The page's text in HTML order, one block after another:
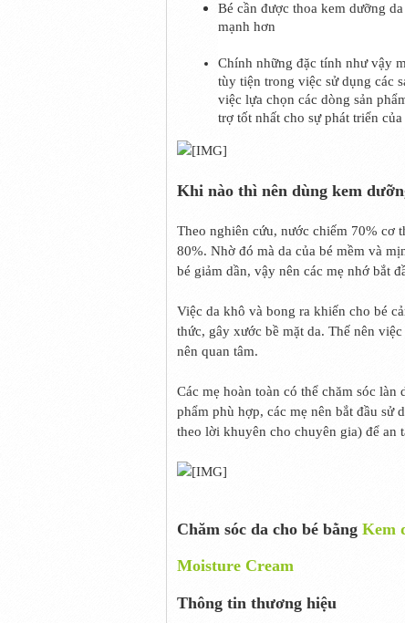
Bé cần được thoa kem dưỡng
mạnh hơn
Chính những đặc tính như vậy
tùy tiện trong việc sử dụng các
việc lựa chọn các dòng sản
trợ tốt nhất cho sự phát triển của
Khi nào thì nên dùng kem
Theo nghiên cứu, nước chiếm 70% cơ
80%. Nhờ đó mà da của bé mềm và
bé giảm dần, vậy nên các mẹ nhớ bắt
Việc da khô và bong ra khiến cho bé
thức, gây xước bề mặt da. Thế nên
nên quan tâm.
Các mẹ hoàn toàn có thể chăm sóc
phẩm phù hợp, các mẹ nên bắt đầu sử
theo lời khuyên cho chuyên gia) để an
Chăm sóc da cho bé bằng Kem
Moisture Cream
Thông tin thương hiệu